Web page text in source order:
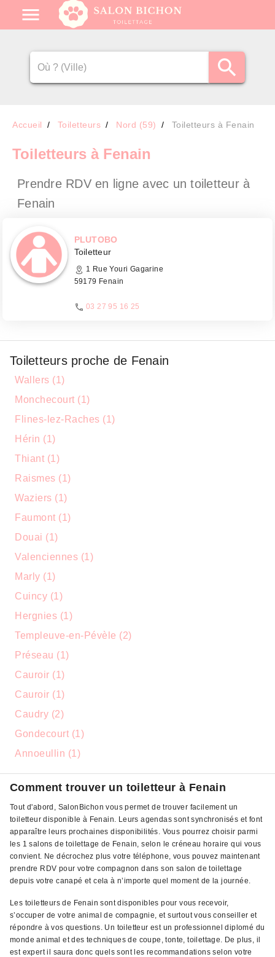
Accueil Toiletteurs Nord (59) Toiletteurs à Fenain
Toiletteurs à Fenain
Prendre RDV en ligne avec un toiletteur à
Fenain
PLUTOBO
Toiletteur
1 Rue Youri Gagarine
59179 Fenain
03 27 95 16 25
Toiletteurs proche de Fenain
Wallers (1)
Monchecourt (1)
Flines-lez-Raches (1)
Hérin (1)
Thiant (1)
Raismes (1)
Waziers (1)
Faumont (1)
Douai (1)
Valenciennes (1)
Marly (1)
Cuincy (1)
Hergnies (1)
Templeuve-en-Pévèle (2)
Préseau (1)
Cauroir (1)
Cauroir (1)
Caudry (2)
Gondecourt (1)
Annoeullin (1)
Comment trouver un toiletteur à Fenain
Tout d'abord, SalonBichon vous permet de trouver facilement un
toiletteur disponible à Fenain. Leurs agendas sont synchronisés et font
apparaître leurs prochaines disponibilités. Vous pourrez choisir parmi
les 1 salons de toilettage de Fenain, selon le créneau horaire qui vous
convient. Ne décrochez plus votre téléphone, vous pouvez maintenant
prendre RDV pour votre compagnon dans son salon de toilettage
depuis votre canapé et cela à n’importe quel moment de la journée.
Les toiletteurs de Fenain sont disponibles pour vous recevoir,
s’occuper de votre animal de compagnie, et surtout vous conseiller et
répondre à vos questions. Un toiletteur est un professionnel diplomé du
monde animal et des techniques de coupe, tonte, toilettage. De plus, il
est expert il saura donc quels sont les recommandations selon votre